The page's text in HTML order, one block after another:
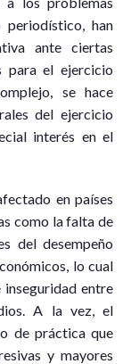
periodístico, han
ante ciertas
para el ejercicio
se hace
del ejercicio
interés en el
en países
como la falta de
del desempeño
lo cual
entre
A la vez, el
de práctica que
y mayores